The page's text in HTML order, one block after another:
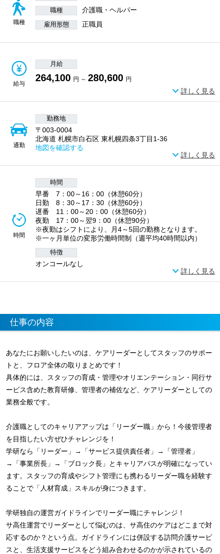
職種
職種 介護職・ヘルパー
雇用形態 正職員
給与
月給
264,100 円 ～ 280,600 円
詳しく見る
通勤
勤務地
〒003-0004
北海道 札幌市白石区 東札幌四条3丁目1-36
地図を確認する
詳しく見る
時間
時間
早番 7：00～16：00（休憩60分）
日勤 8：30～17：30（休憩60分）
遅番 11：00～20：00（休憩60分）
夜勤 17：00～翌9：00（休憩90分）
※夜勤はシフトにより、月4～5回の勤務となります。
※一ヶ月単位の変形労働時間制（週平均40時間以内）
特徴
オンコールなし
詳しく見る
仕事の内容
あなたにお願いしたいのは、ケアリーダーとしてスタッフのサポー
トと、フロア全体の取りまとめです！
具体的には、スタッフの育成・管理やオリエンテーション・同行サ
ービス含めた教育研修、管理者の補佐など、ケアリーダーとしての
業務全般です。
介護職としてのキャリアアップは「リーダー職」から！今後管理者
を目指したい方ぜひチャレンジを！
学研なら「リーダー」→「サービス提供責任者」→「管理者」
→「事業所長」→「ブロック長」とキャリアパスが明確になってい
ます。スタッフの育成やシフト管理にも携わるリーダー職を経験す
ることで「人材育成」スキルが身につきます。
学研独自の運営ガイドラインでリーダー職にチャレンジ！
サ高住運営でリーダーとして悩むのは、サ高住のケアはどこまで対
応するのか？という点。ガイドラインには併設する訪問介護サービ
スと、生活支援サービスをどう組み合わせるのかが示されているの